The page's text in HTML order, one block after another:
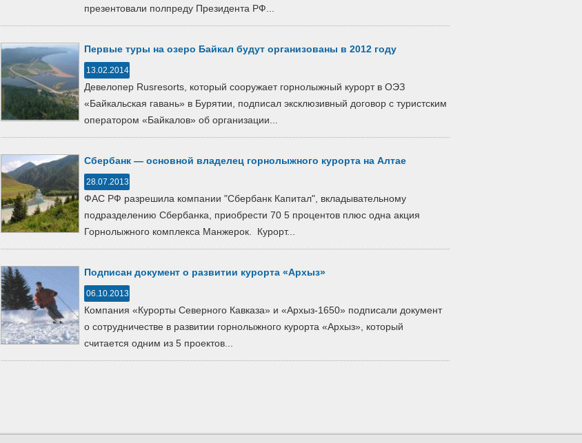
презентовали полпреду Президента РФ...
Первые туры на озеро Байкал будут организованы в 2012 году
13.02.2014
Девелопер Rusresorts, который сооружает горнолыжный курорт в ОЭЗ
«Байкальская гавань» в Бурятии, подписал эксклюзивный договор с туристским
оператором «Байкалов» об организации...
Сбербанк — основной владелец горнолыжного курорта на Алтае
28.07.2013
ФАС РФ разрешила компании "Сбербанк Капитал", вкладывательному
подразделению Сбербанка, приобрести 70 5 процентов плюс одна акция
Горнолыжного комплекса Манжерок. Курорт...
Подписан документ о развитии курорта «Архыз»
06.10.2013
Компания «Курорты Северного Кавказа» и «Архыз-1650» подписали документ
о сотрудничестве в развитии горнолыжного курорта «Архыз», который
считается одним из 5 проектов...